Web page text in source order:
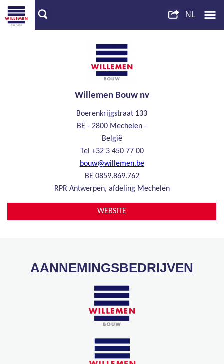
Willemen Bouw nv
Boerenkrijgstraat 133
BE - 2800 Mechelen
België
Tel +32 3 450 77 00
bouw@willemen.be
BE 0859.869.762
RPR Antwerpen, afdeling Mechelen
WEBSITE
AANNEMINGSBEDRIJVEN